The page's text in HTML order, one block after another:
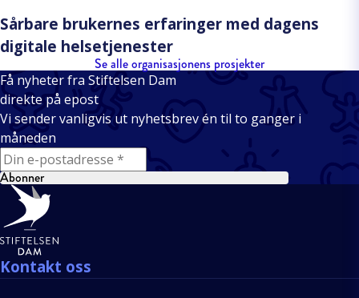
Sårbare brukernes erfaringer med dagens
digitale helsetjenester
Se alle organisasjonens prosjekter
Få nyheter fra Stiftelsen Dam
direkte på epost
Vi sender vanligvis ut nyhetsbrev én til to ganger i
måneden
E-mail
Abonner
Bunntekst
Kontakt oss